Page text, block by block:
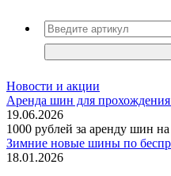
Новости и акции
Аренда шин для прохождения
19.06.2026
1000 рублей за аренду шин
Зимние новые шины по
18.01.2026